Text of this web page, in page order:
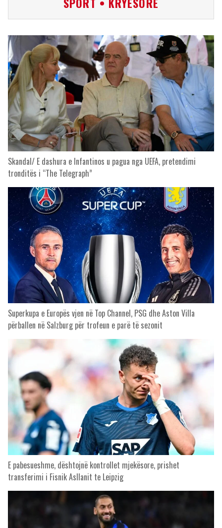
Skandal/ E dashura e Infantinos u pagua nga UEFA, pretendimi
tronditës i “The Telegraph”
Superkupa e Europës vjen në Top Channel, PSG dhe Aston Villa
përballen në Salzburg për trofeun e parë të sezonit
E pabesueshme, dështojnë kontrollet mjekësore, prishet
transferimi i Fisnik Asllanit te Leipzig